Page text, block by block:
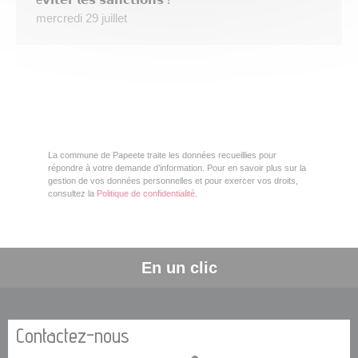
mercredi 29 juillet
La commune de Papeete traite les données recueillies pour
répondre à votre demande d’information. Pour en savoir plus sur la
gestion de vos données personnelles et pour exercer vos droits,
consultez la Politique de confidentialité
En un clic
Contactez-nous